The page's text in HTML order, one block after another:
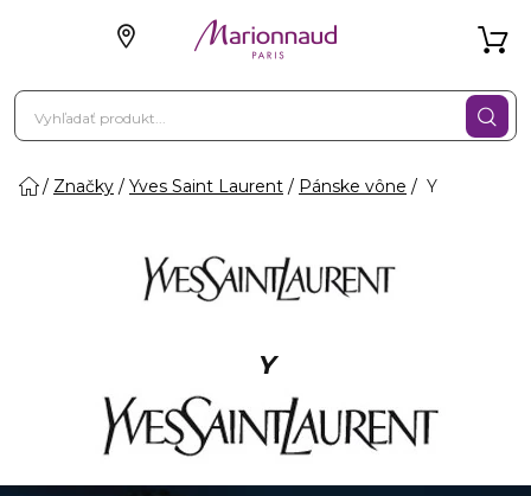
Značky Yves Saint Laurent Pánske vône Y
Y